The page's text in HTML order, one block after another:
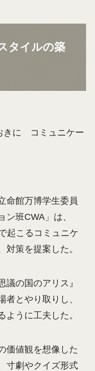
タイルの築
きに コミュニケー
命館万博学生委員
班CWA」は、
起こるコミュニケ
対策を提案した。
議の国のアリス』
者とやり取りし、
ように工夫した。
価値観を想像した
寸劇やクイズ形式